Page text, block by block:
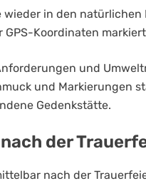
wieder in den
Koordinaten
und
und Markierungen
Gedenkstätte.
der
nach der